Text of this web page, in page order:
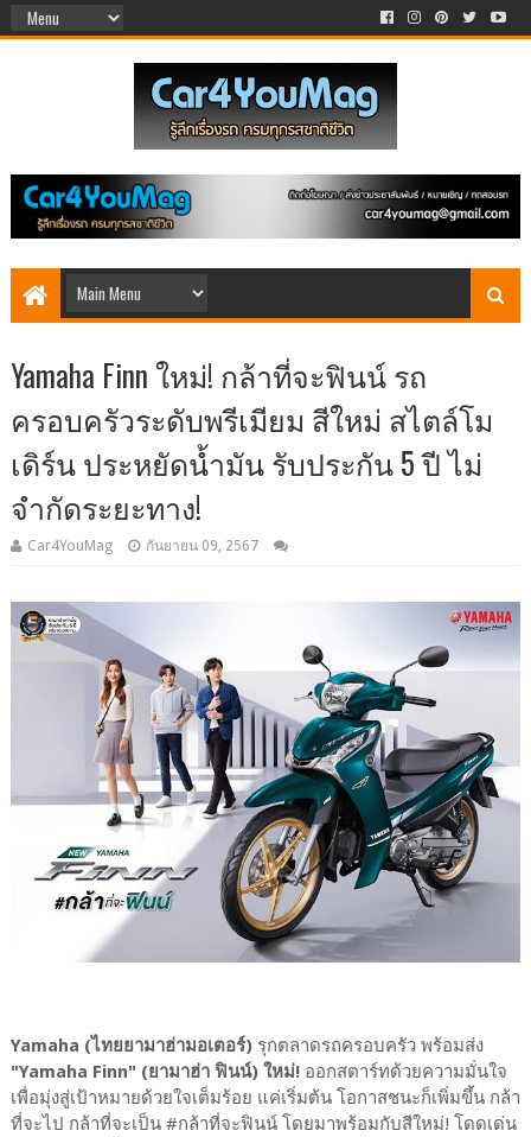
Yamaha Finn ใหม่! กล้าที่จะฟินน์ รถ
ครอบครัวระดับพรีเมียม สีใหม่ สไตล์โม
เดิร์น ประหยัดน้ำมัน รับประกัน 5 ปี ไม่
จำกัดระยะทาง!
Car4YouMag กันยายน 09, 2567
Yamaha (ไทยยามาฮ่ามอเตอร์)รุกตลาดรถครอบครัว พร้อมส่ง
"Yamaha Finn" (ยามาฮ่า ฟินน์) ใหม่!ออกสตาร์ทด้วยความมั่นใจ
เพื่อมุ่งสู่เป้าหมายด้วยใจเต็มร้อย แค่เริ่มต้น โอกาสชนะก็เพิ่มขึ้น กล้า
ที่จะไป กล้าที่จะเป็น #กล้าที่จะฟินน์ โดยมาพร้อมกับสีใหม่! โดดเด่น